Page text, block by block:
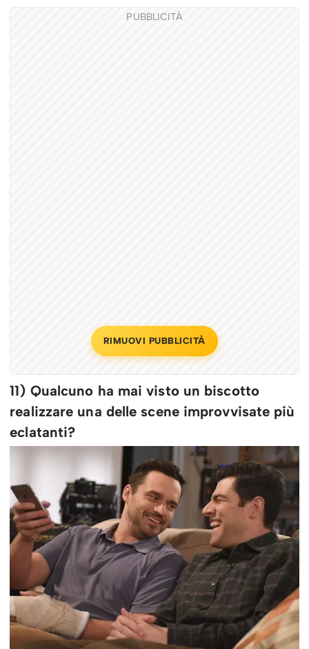
PUBBLICITÀ
RIMUOVI PUBBLICITÀ
11) Qualcuno ha mai visto un biscotto
realizzare una delle scene improvvisate più
eclatanti?